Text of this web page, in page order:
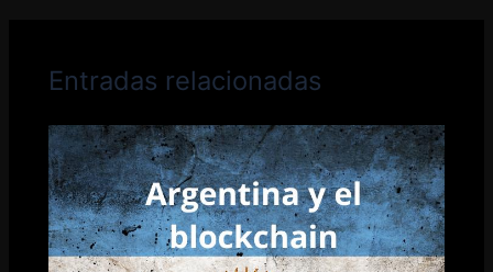
Entradas relacionadas